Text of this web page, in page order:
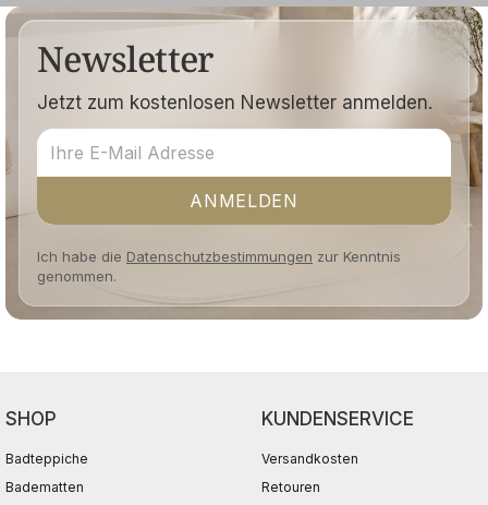
Newsletter
Jetzt zum kostenlosen Newsletter anmelden.
ANMELDEN
Ich habe die Datenschutzbestimmungen zur Kenntnis
genommen.
SHOP
Badteppiche
Badematten
KUNDENSERVICE
Versandkosten
Retouren